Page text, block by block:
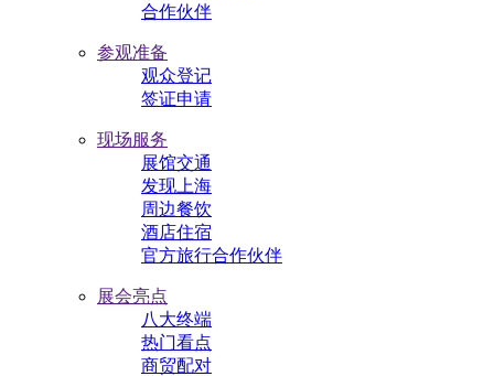
合作伙伴
参观准备
观众登记
签证申请
现场服务
展馆交通
发现上海
周边餐饮
酒店住宿
官方旅行合作伙伴
展会亮点
八大终端
热门看点
商贸配对